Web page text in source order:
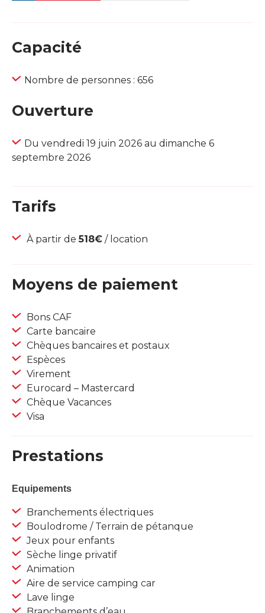
Capacité
Nombre de personnes : 656
Ouverture
Du vendredi 19 juin 2026 au dimanche 6
septembre 2026
Tarifs
À partir de518€ / location
Moyens de paiement
Bons CAF
Carte bancaire
Chèques bancaires et postaux
Espèces
Virement
Eurocard – Mastercard
Chèque Vacances
Visa
Prestations
Equipements
Branchements électriques
Boulodrome / Terrain de pétanque
Jeux pour enfants
Sèche linge privatif
Animation
Aire de service camping car
Lave linge